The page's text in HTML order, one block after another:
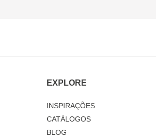
EXPLORE
INSPIRAÇÕES
CATÁLOGOS
BLOG